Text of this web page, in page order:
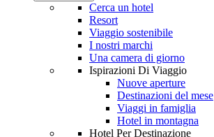
Cerca un hotel
Resort
Viaggio sostenibile
I nostri marchi
Una camera di giorno
Ispirazioni Di Viaggio
Nuove aperture
Destinazioni del mese
Viaggi in famiglia
Hotel in montagna
Hotel Per Destinazione